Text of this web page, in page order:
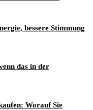
bessere Stimmung
das in der
Worauf Sie